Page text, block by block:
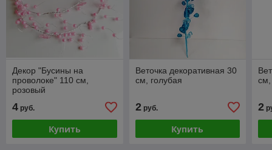
Декор "Бусины на
проволоке" 110 см,
розовый
4 руб.
Купить
Веточка декоративная 30
см, голубая
2руб.
Купить
см,
2